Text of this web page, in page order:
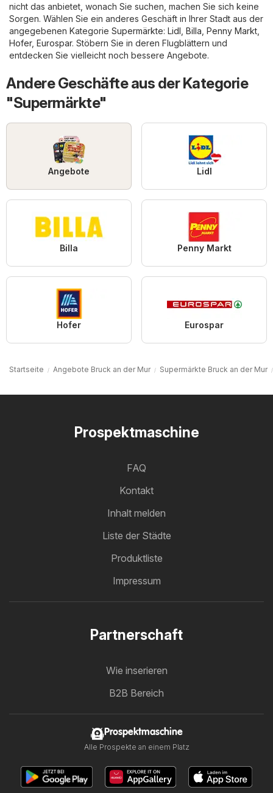
nicht das anbietet, wonach Sie suchen, machen Sie sich keine
Sorgen. Wählen Sie ein anderes Geschäft in Ihrer Stadt aus der
angegebenen Kategorie Supermärkte: Lidl Billa Penny Markt
Hofer, Eurospar. Stöbern Sie in deren Flugblättern und
entdecken Sie vielleicht noch bessere Angebote.
Andere Geschäfte aus der Kategorie
"Supermärkte"
Angebote Lidl
Billa Penny Markt
Hofer Eurospar
Startseite Angebote Bruck an der Mur Supermärkte Bruck an der Mur
Prospektmaschine
FAQ
Kontakt
Inhalt melden
Liste der Städte
Produktliste
Impressum
Partnerschaft
Wie inserieren
B2B Bereich
Prospektmaschine
Alle Prospekte an einem Platz